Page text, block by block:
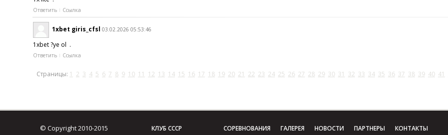
Ответить Ссылка
1xbet giris_cfsl 03.02.2026 05:53:46
1xbet ?ye ol .
Ответить Ссылка
Страницы: 1 2 3 4 5 6 7 8 9 10 11 12 13 14 15 16 17 18 19 20 21 22 23 24 25 26 27 28 29 30 31 32 33 34 35 36 37 38 39 40 41
© Copyright 2010-2015
КЛУБ СССР
СОРЕВНОВАНИЯ
ГАЛЕРЕЯ
НОВОСТИ ПАРТНЕРЫ КОНТАКТЫ